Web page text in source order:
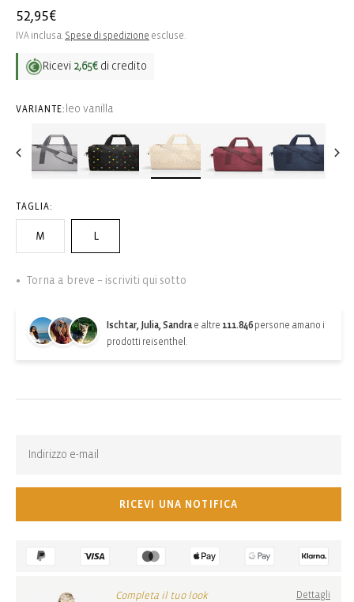
Prezzo
di
listino
52,95€
IVA inclusa. Spese di spedizione escluse.
Ricevi 2,65€ di credito
VARIANTE: leo vanilla
TAGLIA:
M L
Torna a breve – iscriviti qui sotto
Ischtar, Julia, Sandra e altre 111.846 persone amano i
prodotti reisenthel.
RICEVI UNA NOTIFICA
Completa il tuo look Dettagli